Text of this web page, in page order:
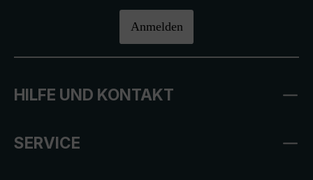
Anmelden
HILFE UND KONTAKT
SERVICE